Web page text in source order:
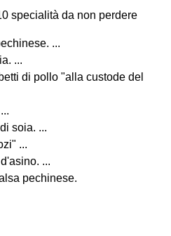
specialità da non perdere
...
...
di pollo "alla custode del
soia. ...
...
...
pechinese.